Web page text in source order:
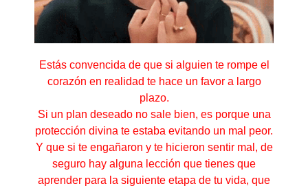
Estás convencida de que si alguien te rompe el
corazón en realidad te hace un favor a largo
plazo.
Si un plan deseado no sale bien, es porque una
protección divina te estaba evitando un mal peor.
Y que si te engañaron y te hicieron sentir mal, de
seguro hay alguna lección que tienes que
aprender para la siguiente etapa de tu vida, que